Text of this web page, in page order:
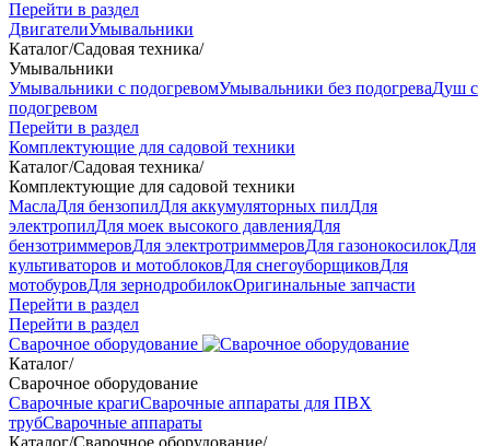
Перейти в раздел
ДвигателиУмывальники
Каталог/Садовая техника/
Умывальники
Умывальники с подогревомУмывальники без подогреваДуш с
подогревом
Перейти в раздел
Комплектующие для садовой техники
Каталог/Садовая техника/
Комплектующие для садовой техники
МаслаДля бензопилДля аккумуляторных пилДля
электропилДля моек высокого давленияДля
бензотриммеровДля электротриммеровДля газонокосилокДля
культиваторов и мотоблоковДля снегоуборщиковДля
мотобуровДля зернодробилокОригинальные запчасти
Перейти в раздел
Перейти в раздел
Сварочное оборудование
Каталог/
Сварочное оборудование
Сварочные крагиСварочные аппараты для ПВХ
трубСварочные аппараты
Каталог/Сварочное оборудование/